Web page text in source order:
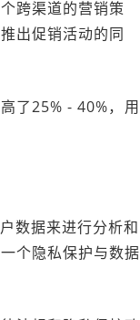
跨渠道的营销策
出促销活动的同
了25% - 40%，用
数据来进行分析和
个隐私保护与数据